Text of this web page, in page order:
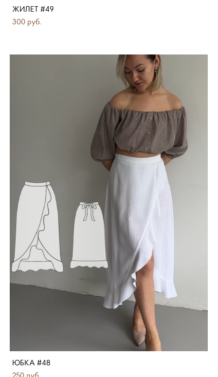
ЖИЛЕТ #49
300 pуб.
ЮБКА #48
250 pуб.